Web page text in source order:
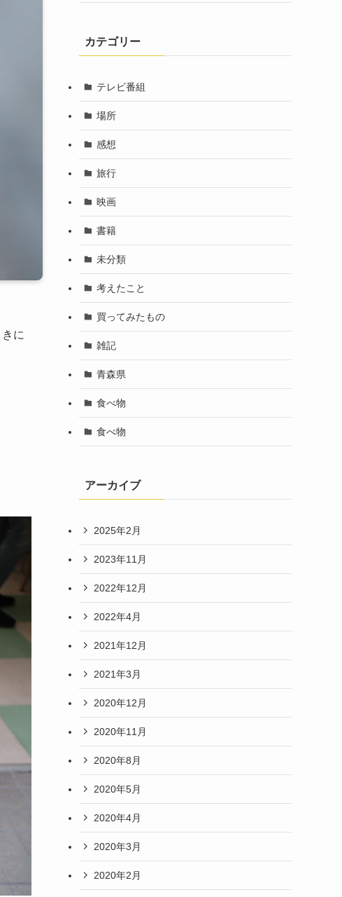
に
カテゴリー
テレビ番組
場所
感想
旅行
映画
書籍
未分類
考えたこと
買ってみたもの
雑記
青森県
食べ物
食べ物
アーカイブ
2025年2月
2023年11月
2022年12月
2022年4月
2021年12月
2021年3月
2020年12月
2020年11月
2020年8月
2020年5月
2020年4月
2020年3月
2020年2月